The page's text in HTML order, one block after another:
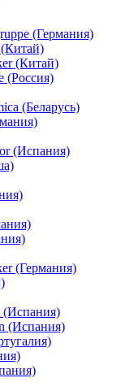
(Германия)
(Китай)
(Россия)
(Беларусь)
(Испания)
(Германия)
(Испания)
(Испания)